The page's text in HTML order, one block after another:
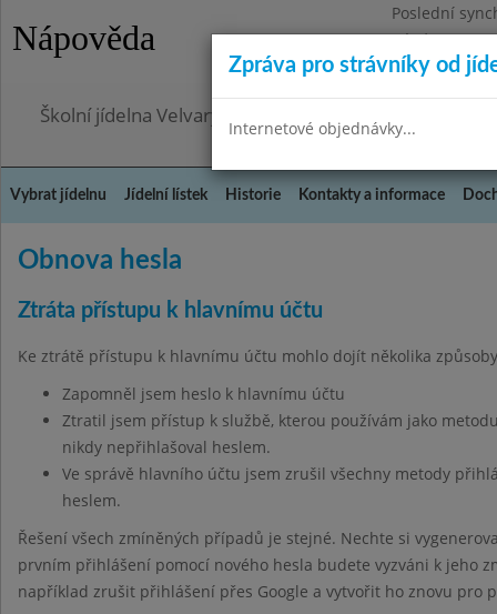
Nápověda
Poslední
Pátek
Omezení
Školní jídelna Velvary, okres Kladno
Vybrat jídelnu Jídelní lístek Historie Kontakty a informace
Obnova hesla
Ztráta přístupu k hlavnímu účtu
Ke ztrátě přístupu k hlavnímu účtu mohlo dojít několika
Zapomněl jsem heslo k hlavnímu účtu
Ztratil jsem přístup k službě, kterou používám jako
nikdy nepřihlašoval heslem.
Ve správě hlavního účtu jsem zrušil všechny metody
heslem.
Řešení všech zmíněných případů je stejné. Nechte si
prvním přihlášení pomocí nového hesla budete vyzváni k jeho
například zrušit přihlášení přes Google a vytvořit ho znovu pro
Zpráva pro strávníky od
Internetové objednávky...